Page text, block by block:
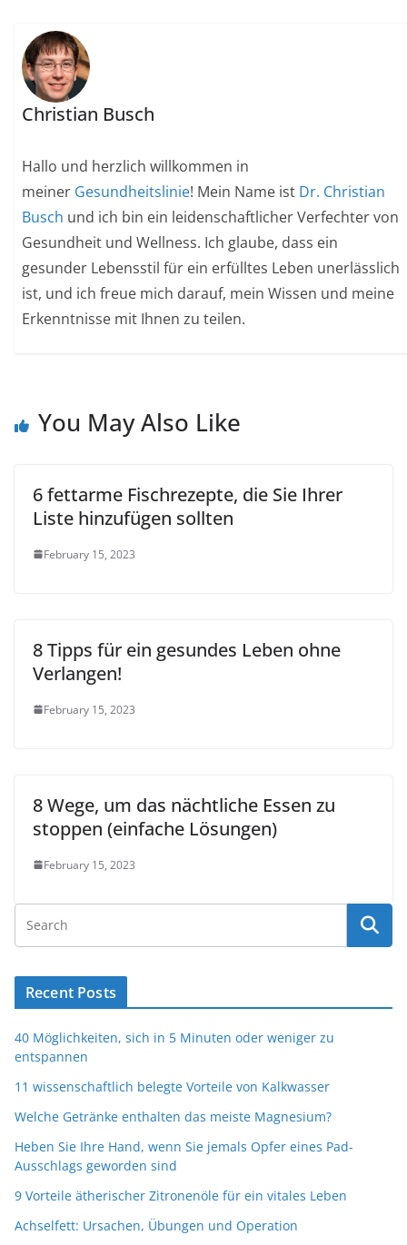
Christian Busch
Hallo und herzlich willkommen in
meiner Gesundheitslinie! Mein Name ist Dr. Christian
Busch und ich bin ein leidenschaftlicher Verfechter von
Gesundheit und Wellness. Ich glaube, dass ein
gesunder Lebensstil für ein erfülltes Leben unerlässlich
ist, und ich freue mich darauf, mein Wissen und meine
Erkenntnisse mit Ihnen zu teilen.
You May Also Like
6 fettarme Fischrezepte, die Sie Ihrer
Liste hinzufügen sollten
February 15, 2023
8 Tipps für ein gesundes Leben ohne
Verlangen!
February 15, 2023
8 Wege, um das nächtliche Essen zu
stoppen (einfache Lösungen)
February 15, 2023
Recent Posts
40 Möglichkeiten, sich in 5 Minuten oder weniger zu
entspannen
11 wissenschaftlich belegte Vorteile von Kalkwasser
Welche Getränke enthalten das meiste Magnesium?
Heben Sie Ihre Hand, wenn Sie jemals Opfer eines Pad-
Ausschlags geworden sind
9 Vorteile ätherischer Zitronenöle für ein vitales Leben
Achselfett: Ursachen, Übungen und Operation